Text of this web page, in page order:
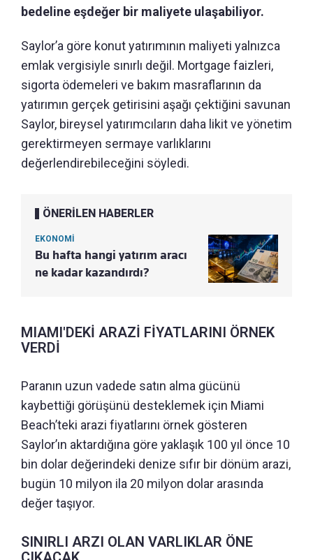
bedeline eşdeğer bir maliyete ulaşabiliyor.
Saylor’a göre konut yatırımının maliyeti yalnızca
emlak vergisiyle sınırlı değil. Mortgage faizleri,
sigorta ödemeleri ve bakım masraflarının da
yatırımın gerçek getirisini aşağı çektiğini savunan
Saylor, bireysel yatırımcıların daha likit ve yönetim
gerektirmeyen sermaye varlıklarını
değerlendirebileceğini söyledi.
ÖNERİLEN HABERLER
EKONOMİ
Bu hafta hangi yatırım aracı
ne kadar kazandırdı?
MIAMI'DEKİ ARAZİ FİYATLARINI ÖRNEK
VERDİ
Paranın uzun vadede satın alma gücünü
kaybettiği görüşünü desteklemek için Miami
Beach’teki arazi fiyatlarını örnek gösteren
Saylor’ın aktardığına göre yaklaşık 100 yıl önce 10
bin dolar değerindeki denize sıfır bir dönüm arazi,
bugün 10 milyon ila 20 milyon dolar arasında
değer taşıyor.
SINIRLI ARZI OLAN VARLIKLAR ÖNE